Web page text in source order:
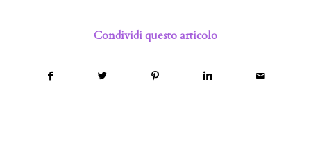
Condividi questo articolo